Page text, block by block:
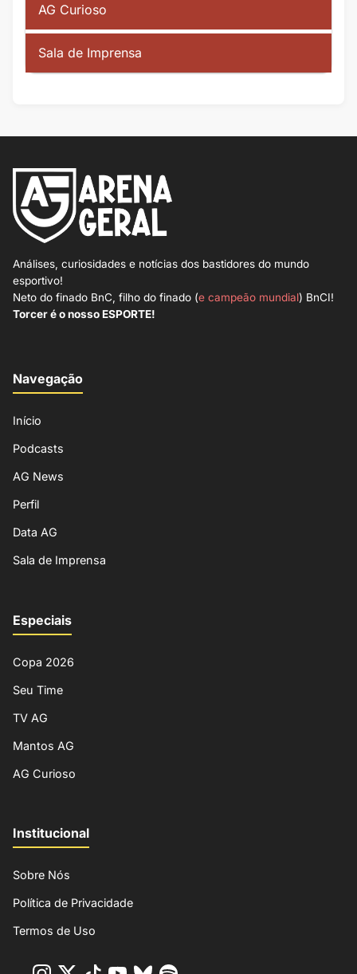
AG Curioso
Sala de Imprensa
Análises, curiosidades e notícias dos bastidores do mundo
esportivo!
Neto do finado BnC, filho do finado (e campeão mundial) BnCI!
Torcer é o nosso ESPORTE!
Navegação
Início
Podcasts
AG News
Perfil
Data AG
Sala de Imprensa
Especiais
Copa 2026
Seu Time
TV AG
Mantos AG
AG Curioso
Institucional
Sobre Nós
Política de Privacidade
Termos de Uso